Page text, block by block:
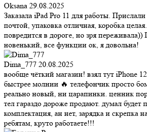
Oksana 29.08.2025
Заказала iPad Pro 11 для работы.
почтой, упаковка отличная, коробка
повредится в дороге, но зря
новенький, все функции ок, я довольна!
Dima_777 20.08.2025
вообще чёткий магазин! взял тут iPhone
быстрее молнии 🔥 телефончик просто
реально новый, ни царапинки. ценник
тел гараздо дороже продают. думал будет
комплектация, ан нет, зарядка и скрепка
ребятам, круто работаете!!!